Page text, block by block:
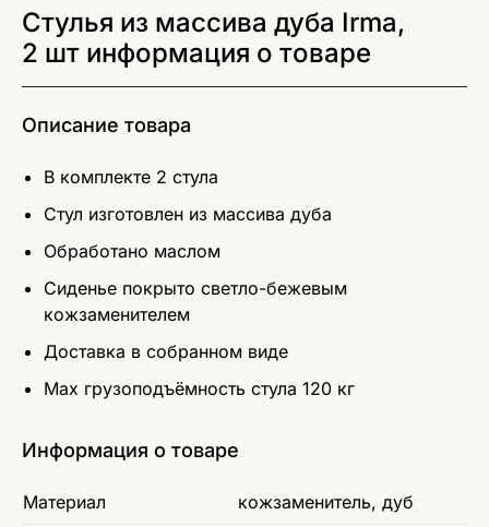
Стулья из массива дуба Irma,
2 шт информация о товаре
Описание товара
В комплекте 2 стула
Стул изготовлен из массива дуба
Обработано маслом
Сиденье покрыто светло-бежевым
кожзаменителем
Доставка в собранном виде
Мах грузоподъёмность стула 120 кг
Информация о товаре
Материал кожзаменитель, дуб